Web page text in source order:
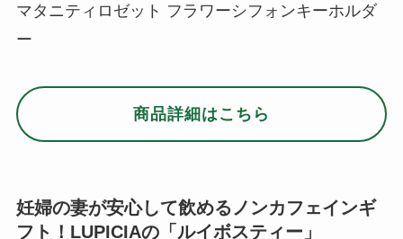
マタニティロゼット フラワーシフォンキーホルダ
ー
商品詳細はこちら
妊婦の妻が安心して飲めるノンカフェインギ
フト！LUPICIAの「ルイボスティー」